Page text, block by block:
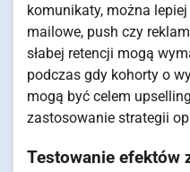
komunikaty, można
mailowe, push czy
słabej retencji mogą
podczas gdy kohorty o
mogą być celem
zastosowanie strategii
Testowanie efektów